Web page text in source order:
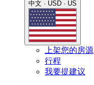
中文 · USD · US
上架您的房源
行程
我要提建议